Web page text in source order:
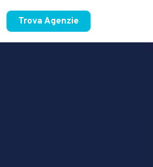
Trova Agenzie